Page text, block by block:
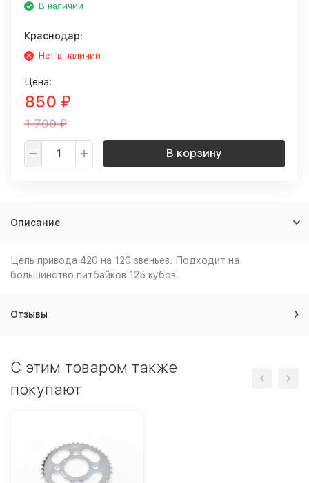
В наличии
Краснодар:
Нет в наличии
Цена:
850 ₽
1 700₽
В корзину
Описание
Цепь привода 420 на 120 звеньев. Подходит на
большинство питбайков 125 кубов.
Отзывы
C этим товаром также
покупают